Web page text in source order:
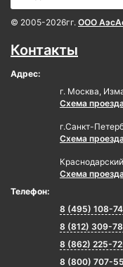
© 2005-2026гг. ООО
Контакты
Адрес:
г. Москва,
Схема
г.Санкт-
Схема
Схема
Телефон:
8 (495) 108-
8 (812) 309-
8 (862) 225-
8 (800) 707-